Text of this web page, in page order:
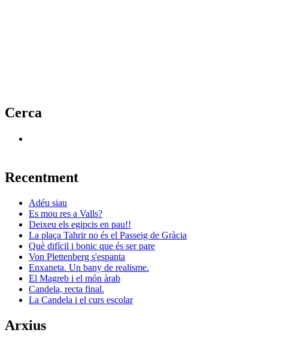
Cerca
Recentment
Adéu siau
Es mou res a Valls?
Deixeu els egipcis en pau!!
La plaça Tahrir no és el Passeig de Gràcia
Què difícil i bonic que és ser pare
Von Plettenberg s'espanta
Enxaneta. Un bany de realisme.
El Magreb i el món àrab
Candela, recta final.
La Candela i el curs escolar
Arxius